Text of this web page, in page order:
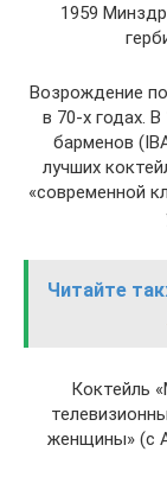
1959
Возрождение
в 70-х годах.
барменов
лучших
«современной
Читайте
Коктейль
женщины» (с